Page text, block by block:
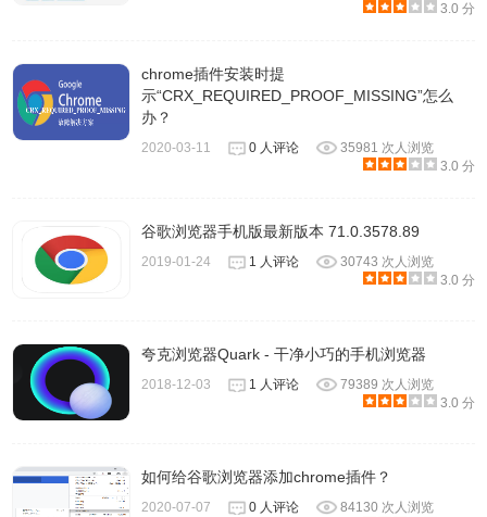
注意事项
示。
建议使用 RAR 专业的解压工具解压，其次不要解压到手机
3.0 分
chrome插件安装时提
示“CRX_REQUIRED_PROOF_MISSING”怎么
办？
2020-03-11 0 人评论
35981 次人浏览
3.0 分
谷歌浏览器手机版最新版本 71.0.3578.89
2019-01-24 1 人评论
30743 次人浏览
3.0 分
夸克浏览器Quark - 干净小巧的手机浏览器
2018-12-03 1 人评论
79389 次人浏览
3.0 分
如何给谷歌浏览器添加chrome插件？
2020-07-07 0 人评论
84130 次人浏览